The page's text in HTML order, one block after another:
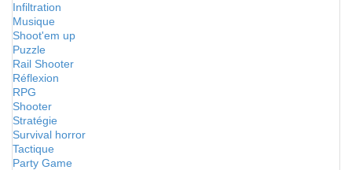
Infiltration
Musique
Shoot'em up
Puzzle
Rail Shooter
Réflexion
RPG
Shooter
Stratégie
Survival horror
Tactique
Party Game